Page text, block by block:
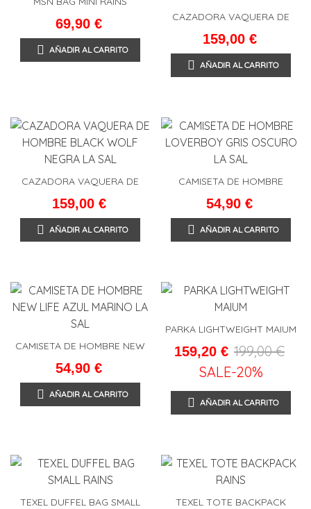
69,90 €
AÑADIR AL CARRITO
CAZADORA VAQUERA DE
HOMBRE REVO LA SAL
159,00 €
AÑADIR AL CARRITO
CAZADORA VAQUERA DE
HOMBRE BLACK WOLF
NEGRA LA SAL
159,00 €
AÑADIR AL CARRITO
CAMISETA DE HOMBRE
LOVERBOY GRIS OSCURO
LA SAL
54,90 €
AÑADIR AL CARRITO
CAMISETA DE HOMBRE NEW
LIFE AZUL MARINO LA SAL
54,90 €
AÑADIR AL CARRITO
PARKA LIGHTWEIGHT MAIUM
159,20 € 199,00 €
SALE-20%
AÑADIR AL CARRITO
TEXEL DUFFEL BAG SMALL
TEXEL TOTE BACKPACK